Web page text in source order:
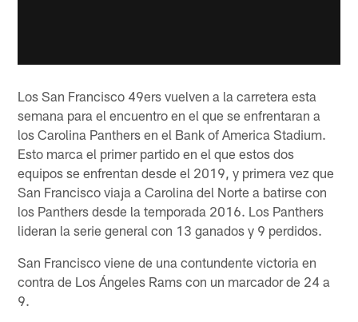
Los San Francisco 49ers vuelven a la carretera esta
semana para el encuentro en el que se enfrentaran a
los Carolina Panthers en el Bank of America Stadium.
Esto marca el primer partido en el que estos dos
equipos se enfrentan desde el 2019, y primera vez que
San Francisco viaja a Carolina del Norte a batirse con
los Panthers desde la temporada 2016. Los Panthers
lideran la serie general con 13 ganados y 9 perdidos.
San Francisco viene de una contundente victoria en
contra de Los Ángeles Rams con un marcador de 24 a
9.